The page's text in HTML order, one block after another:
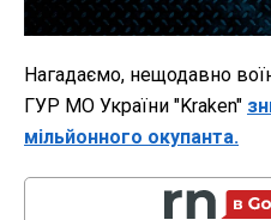
Нагадаємо, нещодавно
ГУР МО України "Kraken"
мільйонного окупанта.